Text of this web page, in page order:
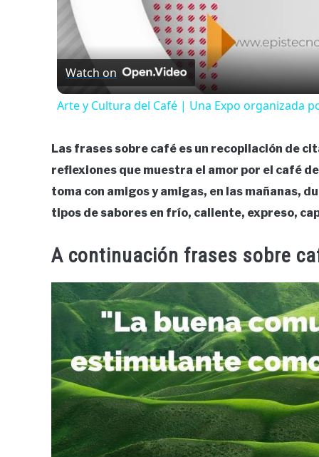
Watch on
Arte y Cultura del Café | Una Expo organizada
Las frases sobre café es un recopilación de
reflexiones que muestra el amor por el café
toma con amigos y amigas, en las mañanas,
tipos de sabores en frío, caliente, expreso,
A continuación frases sobre